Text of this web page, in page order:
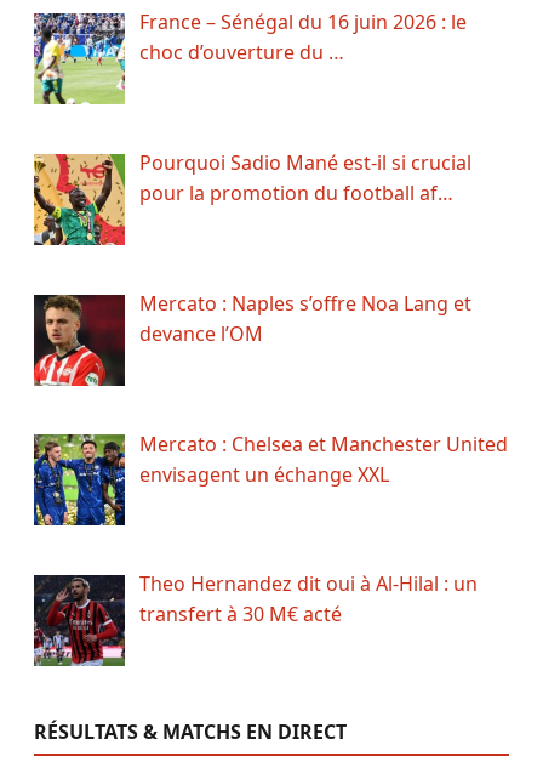
France – Sénégal du 16 juin 2026 : le
choc d’ouverture du …
Pourquoi Sadio Mané est-il si crucial
pour la promotion du football af…
Mercato : Naples s’offre Noa Lang et
devance l’OM
Mercato : Chelsea et Manchester United
envisagent un échange XXL
Theo Hernandez dit oui à Al-Hilal : un
transfert à 30 M€ acté
RÉSULTATS & MATCHS EN DIRECT